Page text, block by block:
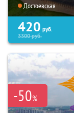
Достоевская
420 руб.
3300руб.
-50%